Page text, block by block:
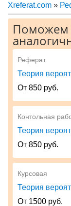
Xreferat.com »
Поможем
Реферат
Теория
От 850 руб.
Контольная
Теория
От 850 руб.
Курсовая
Теория
От 1500 руб.